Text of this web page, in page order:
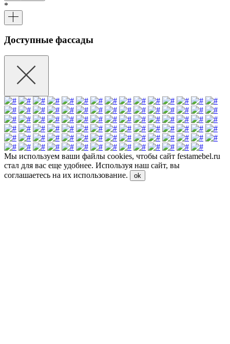
*
Доступные фассады
Мы используем ваши файлы cookies, чтобы сайт festamebel.ru
стал для вас еще удобнее. Используя наш сайт, вы
соглашаетесь на их использование.